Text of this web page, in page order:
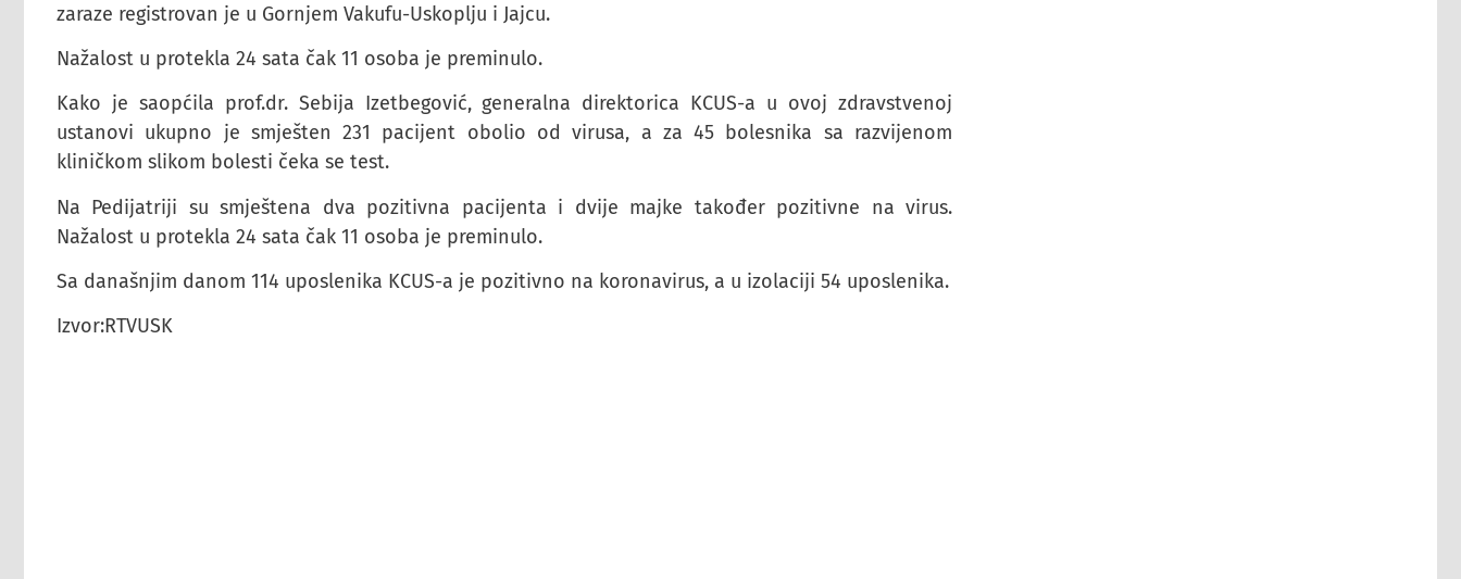
zaraze registrovan je u Gornjem Vakufu-Uskoplju i Jajcu.
Nažalost u protekla 24 sata čak 11 osoba je preminulo.
Kako je saopćila prof.dr. Sebija Izetbegović, generalna direktorica KCUS-a u ovoj zdravstvenoj
ustanovi ukupno je smješten 231 pacijent obolio od virusa, a za 45 bolesnika sa razvijenom
kliničkom slikom bolesti čeka se test.
Na Pedijatriji su smještena dva pozitivna pacijenta i dvije majke također pozitivne na virus.
Nažalost u protekla 24 sata čak 11 osoba je preminulo.
Sa današnjim danom 114 uposlenika KCUS-a je pozitivno na koronavirus, a u izolaciji 54 uposlenika.
Izvor:RTVUSK